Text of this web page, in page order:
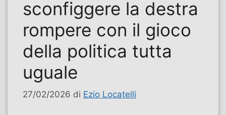
sconfiggere la destra
rompere con il gioco
della politica tutta
uguale
27/02/2026 di Ezio Locatelli